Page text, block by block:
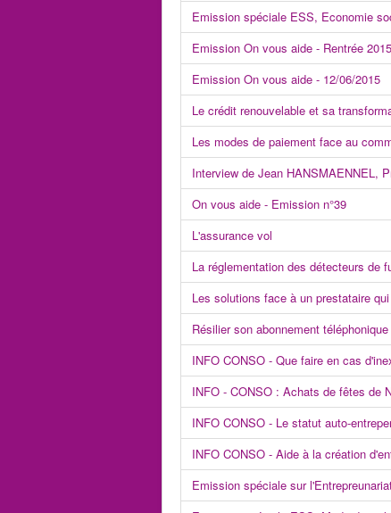
Emission spéciale ESS, Economie
Emission On vous aide - Rentrée
Emission On vous aide - 12/06/2015
Le crédit renouvelable et sa
Les modes de paiement face au
Interview de Jean HANSMAENNEL,
On vous aide - Emission n°39
L'assurance vol
La réglementation des détecteurs de
Les solutions face à un prestataire
Résilier son abonnement téléphonique
INFO CONSO - Que faire en cas
INFO - CONSO : Achats de fêtes de
INFO CONSO - Le statut auto-
INFO CONSO - Aide à la création
Emission spéciale sur